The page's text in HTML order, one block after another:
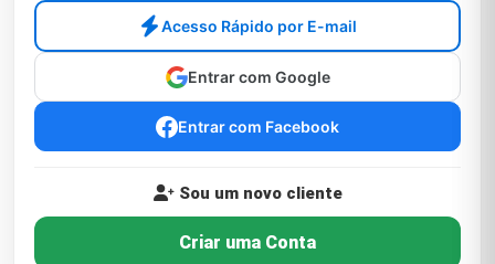
Acesso Rápido por E-mail
Entrar com Google
Entrar com Facebook
Sou um novo cliente
Criar uma Conta